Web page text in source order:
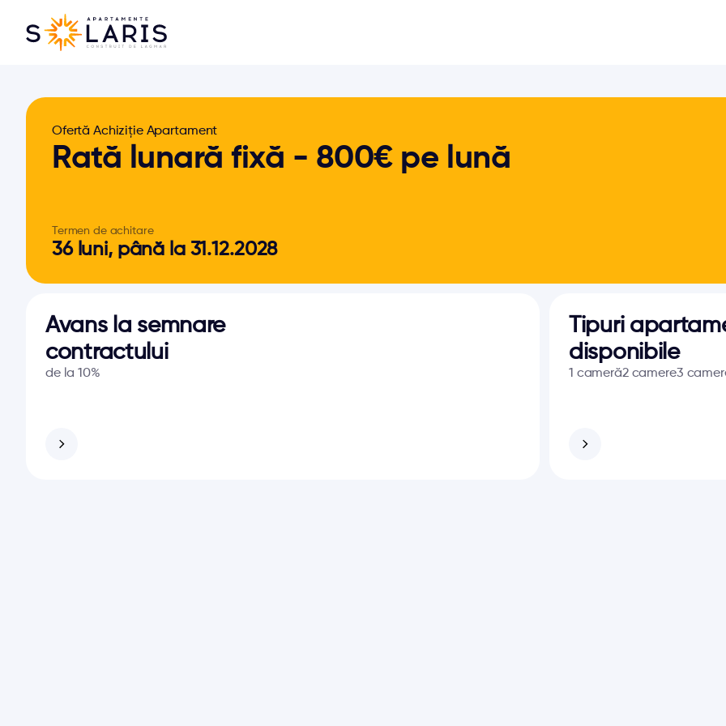
Ofertă Achiziție Apartament
Rată lunară fixă - 800€ pe lună
Termen de achitare
36 luni, până la 31.12.2028
Avans la semnare
contractului
de la 10%
Tipuri
disponibile
1 cameră2 camere3